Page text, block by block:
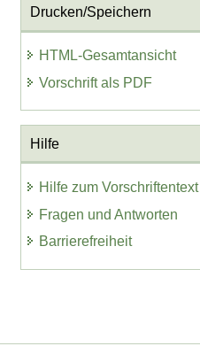
Drucken/Speichern
HTML-Gesamtansicht
Vorschrift als PDF
Hilfe
Hilfe zum Vorschriftentext
Fragen und Antworten
Barrierefreiheit